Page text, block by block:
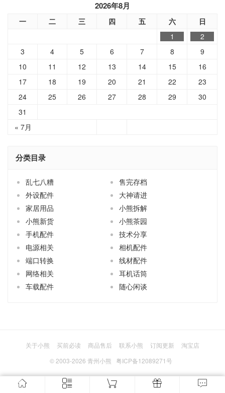
2026年8月
一 二 三 四 五 六 日
« 7月
1
2
3
4 5 6 7 8
9
10
11 12 13 14 15
16
17
18 19 20 21 22
23
24
25 26 27 28 29
30
31
分类目录
乱七八糟
售完存档
外设配件
大神请进
家居用品
小熊拆解
小熊新货
小熊茶园
手机配件
技术分享
电源相关
相机配件
端口转换
线材配件
网络相关
耳机话筒
车载配件
随心闲谈
关于小熊 买前必读 商品售后 联系小熊 订阅更新
淘宝店
© 2003-2026 青州小熊 粤ICP备12089271号